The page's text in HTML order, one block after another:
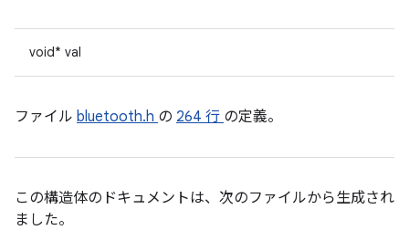
void* val
ファイル bluetooth.h の 264 行 の定義。
この構造体のドキュメントは、次のファイルから生成され
ました。